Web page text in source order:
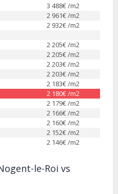
3 488€ /m2
2 961€ /m2
2 932€ /m2
2 205€ /m2
2 205€ /m2
2 203€ /m2
2 203€ /m2
2 183€ /m2
2 180€ /m2
2 179€ /m2
2 166€ /m2
2 160€ /m2
2 152€ /m2
2 146€ /m2
le-Roi vs